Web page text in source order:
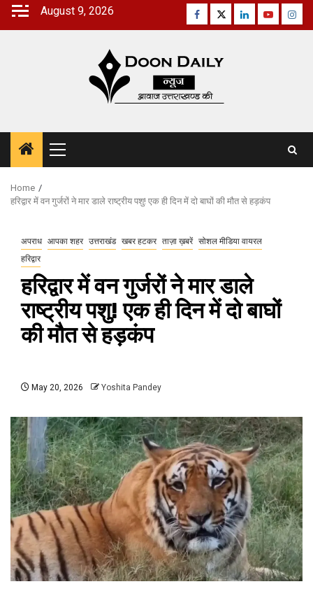
Skip
August 9, 2026 Facebook
TwitterLinkedinYoutube
Primary
Menu
Home
हरिद्वार में वन गुर्जरों ने मार डाले राष्ट्रीय पशु! एक ही दिन में दो बाघों की मौत से हड़कंप
अपराध आपका शहर उत्तराखंड खबर हटकर ताज़ा ख़बरें सोशल मीडिया वायरल
हरिद्वार
हरिद्वार में वन गुर्जरों ने मार डाले
राष्ट्रीय पशु! एक ही दिन में दो बाघों
की मौत से हड़कंप
May 20, 2026 Yoshita Pandey